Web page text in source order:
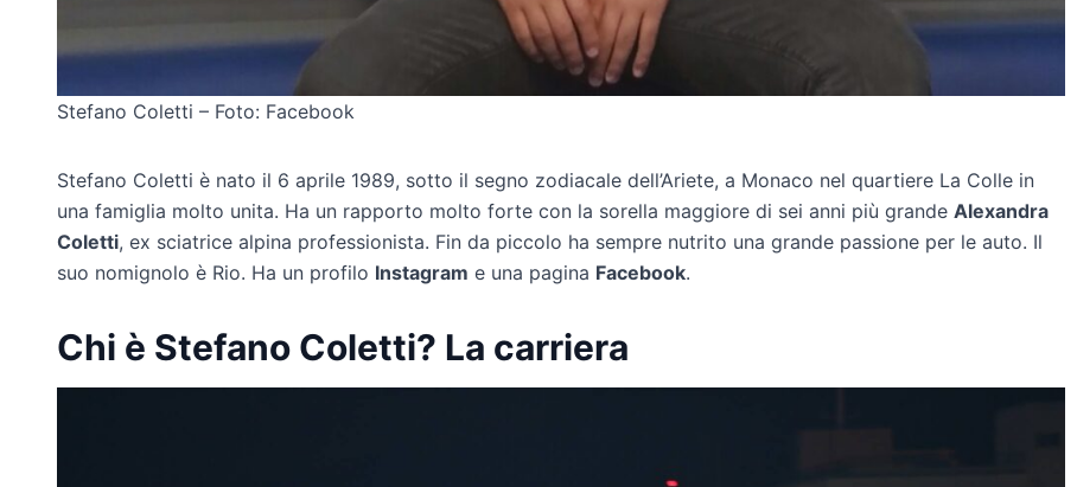
Stefano Coletti – Foto: Facebook
Stefano Coletti è nato il 6 aprile 1989, sotto il segno zodiacale dell’Ariete, a Monaco nel quartiere La Colle in
una famiglia molto unita. Ha un rapporto molto forte con la sorella maggiore di sei anni più grande Alexandra
Coletti, ex sciatrice alpina professionista. Fin da piccolo ha sempre nutrito una grande passione per le auto. Il
suo nomignolo è Rio. Ha un profilo Instagram e una pagina Facebook.
Chi è Stefano Coletti? La carriera